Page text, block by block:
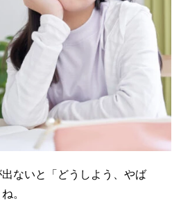
ないと「どうしよう、やば
。